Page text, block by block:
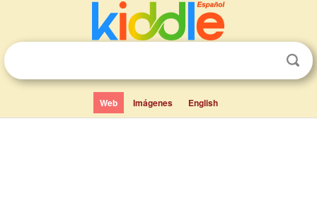
Web Imágenes English